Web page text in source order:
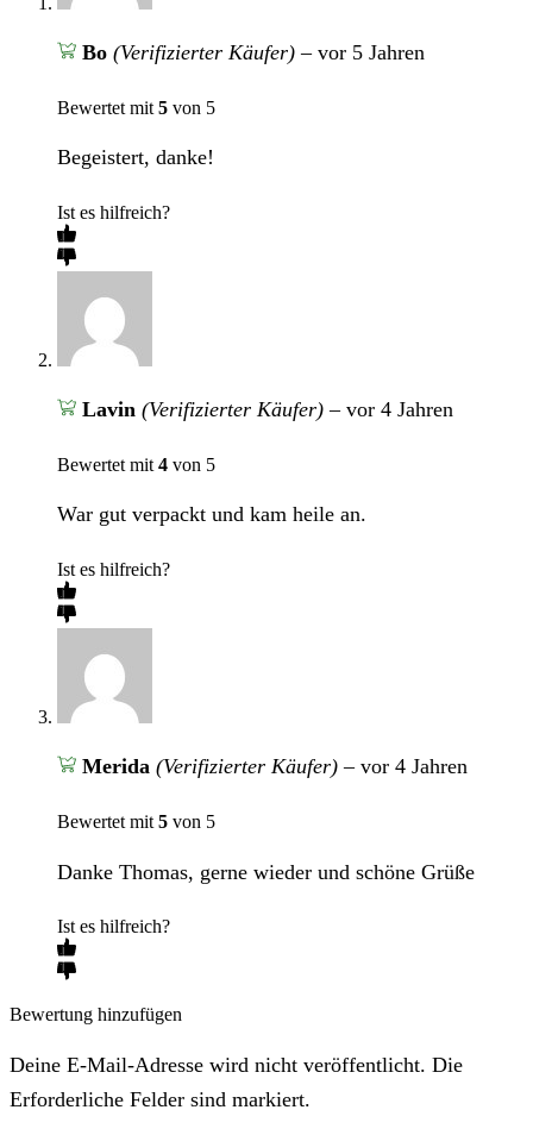
Bo (Verifizierter Käufer) – vor 5 Jahren
Bewertet mit 5 von 5
Begeistert, danke!
Ist es hilfreich?
Lavin (Verifizierter Käufer) – vor 4 Jahren
Bewertet mit 4 von 5
War gut verpackt und kam heile an.
Ist es hilfreich?
Merida (Verifizierter Käufer) – vor 4 Jahren
Bewertet mit 5 von 5
Danke Thomas, gerne wieder und schöne Grüße
Ist es hilfreich?
Bewertung hinzufügen
Deine E-Mail-Adresse wird nicht veröffentlicht. Die
Erforderliche Felder sind markiert.